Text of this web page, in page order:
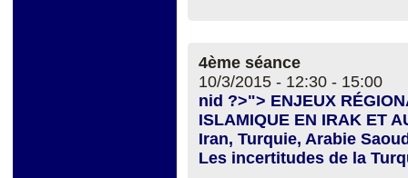
4ème séance
10/3/2015 - 12:30 - 15:00
nid ?>"> ENJEUX
ISLAMIQUE EN IRAK ET
Iran, Turquie, Arabie
Les incertitudes de la